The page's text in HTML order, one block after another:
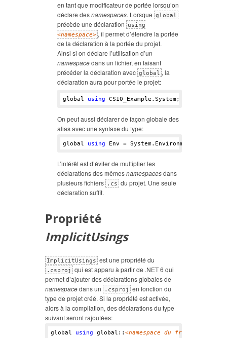
en tant que modificateur de portée lorsqu’on
déclare desnamespaces. Lorsque global
précède une déclaration
using
<namespace> , il permet d’étendre la portée
de la déclaration à la portée du projet.
Ainsi si on déclare l’utilisation d’un
namespacedans un fichier, en faisant
précéder la déclaration avec global , la
déclaration aura pour portée le projet:
global using
On peut aussi déclarer de façon globale des
alias avec une syntaxe du type:
global using
L’intérêt est d’éviter de multiplier les
déclarations des mêmesnamespacesdans
plusieurs fichiers
.cs du projet. Une seule
déclaration suffit.
Propriété
ImplicitUsings
ImplicitUsings est une propriété du
.csproj qui est apparu à partir de .NET 6 qui
permet d’ajouter des déclarations globales de
namespacedans un .csproj en fonction du
type de projet créé. Si la propriété est activée,
alors à la compilation, des déclarations du type
suivant seront rajoutées:
global using global::<namespace du framework